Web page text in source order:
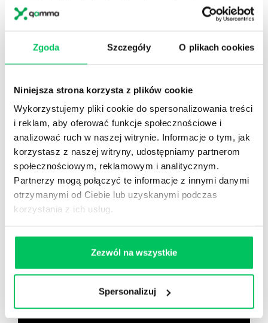
Zgoda Szczegóły O plikach cookies
Niniejsza strona korzysta z plików cookie
Wykorzystujemy pliki cookie do spersonalizowania treści
i reklam, aby oferować funkcje społecznościowe i
analizować ruch w naszej witrynie. Informacje o tym, jak
korzystasz z naszej witryny, udostępniamy partnerom
społecznościowym, reklamowym i analitycznym.
Partnerzy mogą połączyć te informacje z innymi danymi
otrzymanymi od Ciebie lub uzyskanymi podczas
korzystania z ich usług.
Zezwól na wszystkie
Spersonalizuj
sprzedaży, zarządzania projektami czy
800 pigułek wiedzy
40 filmów edukacyjnych
i wiele więcej
Nowy użytkownik?
Zarejestruj się
Zobacz co znajdzieszw
wikiGamma+